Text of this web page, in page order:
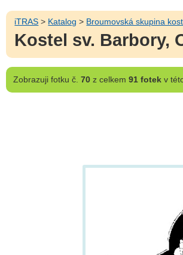
iTRAS > Katalog > Broumovská skupina
Kostel sv. Barbory,
Zobrazujifotku č. 70z celkem 91 fotekv